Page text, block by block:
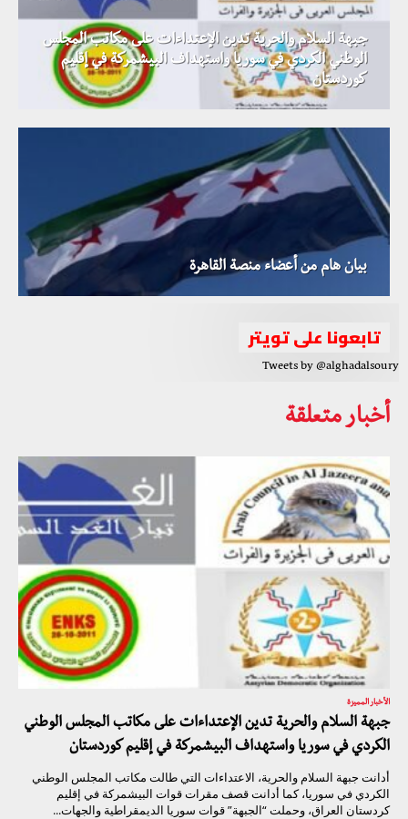
جبهة السلام والحرية تدين الإعتداءات على مكاتب المجلس
الوطني الكردي في سوريا واستهداف البيشمركة في إقليم
كوردستان
بيان هام من أعضاء منصة القاهرة
تابعونا على تويتر
Tweets by @alghadalsoury
أخبار متعلقة
الأخبار المميزة
جبهة السلام والحرية تدين الإعتداءات على مكاتب المجلس الوطني
الكردي في سوريا واستهداف البيشمركة في إقليم كوردستان
أدانت جبهة السلام والحرية، الاعتداءات التي طالت مكاتب المجلس الوطني
الكردي في سوريا، كما أدانت قصف مقرات قوات البيشمركة في إقليم
كردستان العراق، وحملت “الجبهة” قوات سوريا الديمقراطية والجهات...